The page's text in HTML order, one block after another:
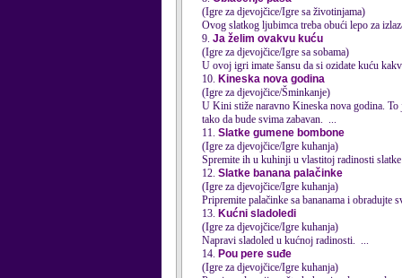
(Igre za djevojčice/Igre sa životinjama)
Ovog slatkog ljubimca treba obući lepo za
9. Ja želim ovakvu kuću
(Igre za djevojčice/Igre sa sobama)
U ovoj igri imate šansu da si ozidate kuću
10. Kineska nova godina
(Igre za djevojčice/Šminkanje)
U Kini stiže naravno Kineska nova godina. To
tako da bude svima zabavan. ...
11. Slatke gumene bombone
(Igre za djevojčice/Igre kuhanja)
Spremite ih u kuhinji u vlastitoj radinosti
12. Slatke banana palačinke
(Igre za djevojčice/Igre kuhanja)
Pripremite palačinke sa bananama i obradujte
13. Kućni sladoledi
(Igre za djevojčice/Igre kuhanja)
Napravi sladoled u kućnoj radinosti. ...
14. Pou pere suđe
(Igre za djevojčice/Igre kuhanja)